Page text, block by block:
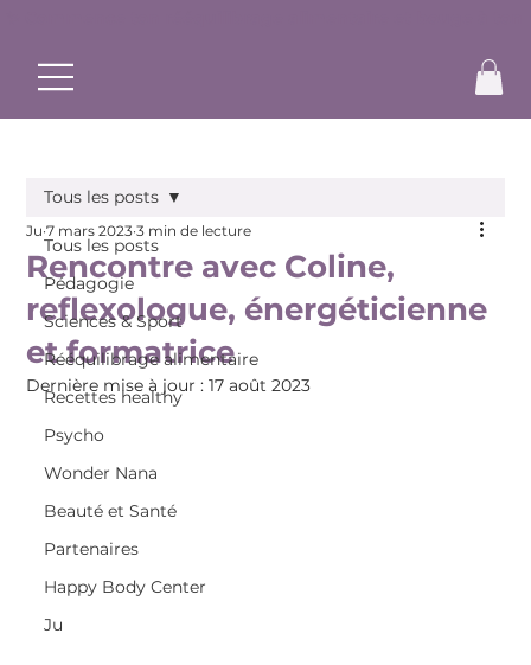
Tous les posts
Pédagogie
Sciences & Sport
Rééquilibrage alimentaire
Recettes healthy
Psycho
Wonder Nana
Beauté et Santé
Partenaires
Happy Body Center
Ju
Tous les posts
Rencontre avec Coline,
reflexologue, énergéticienne
et formatrice
Ju 7 mars 2023 3 min de lecture
Dernière mise à jour :17 août 2023